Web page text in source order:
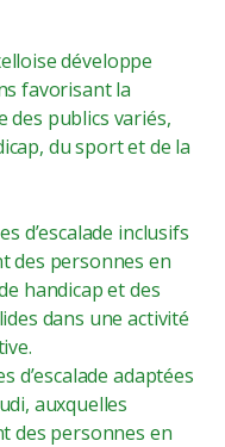
développe
favorisant la
des publics variés,
du sport et de la
d’escalade inclusifs
des personnes en
handicap et des
dans une activité
d’escalade adaptées
auxquelles
des personnes en